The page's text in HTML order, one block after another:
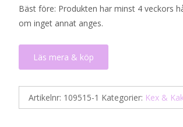
Bäst före: Produkten har minst 4 veckors
om inget annat anges.
Läs mera & köp
Artikelnr: 109515-1 Kategorier: Kex &